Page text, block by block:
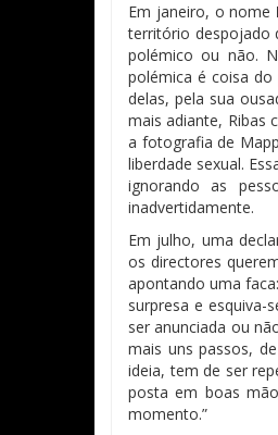
Em janeiro, o nome
território despojado
polémico ou não.
polémica é coisa
delas, pela sua
mais adiante, Ribas
a fotografia de
liberdade sexual.
ignorando as
inadvertidamente.
Em julho, uma
os directores
apontando uma
surpresa e
ser anunciada ou
mais uns passos,
ideia, tem de ser
posta em boas
momento.”